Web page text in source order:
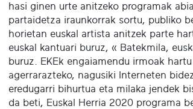
hasi ginen urte anitzeko programak
partaidetza iraunkorrak sortu, publiko
horietan euskal artista anitzek parte
euskal kantuari buruz, « Batekmila,
buruz. EKEk engaiamendu irmoak
agerrarazteko, nagusiki Interneten
eredugarri bihurtua eta milaka jendek
da beti, Euskal Herria 2020 programa